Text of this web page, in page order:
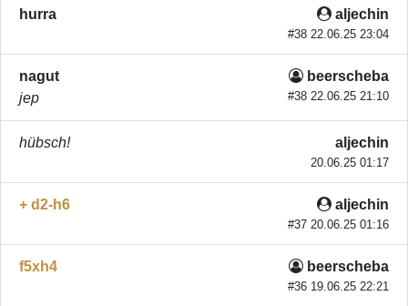
aljechin
#38 22.06.25 23:04
hurra
beerscheba
#38 22.06.25 21:10
nagut
jep
aljechin
20.06.25 01:17
hübsch!
aljechin
#37 20.06.25 01:16
+ d2-h6
beerscheba
#36 19.06.25 22:21
f5xh4